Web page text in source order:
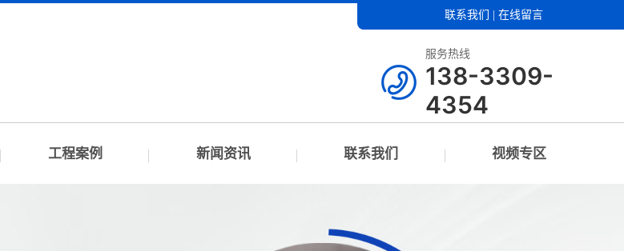
联系我们 在线留言
服务热线
138-3309-
4354
工程案例 新闻资讯 联系我们 视频专区